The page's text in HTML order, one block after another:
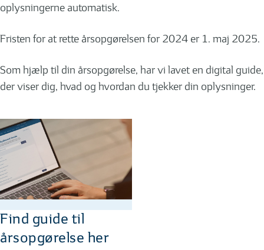
oplysningerne automatisk.
Fristen for at rette årsopgørelsen for 2024 er 1. maj 2025.
Som hjælp til din årsopgørelse, har vi lavet en digital guide,
der viser dig, hvad og hvordan du tjekker din oplysninger.
Find guide til
årsopgørelse her